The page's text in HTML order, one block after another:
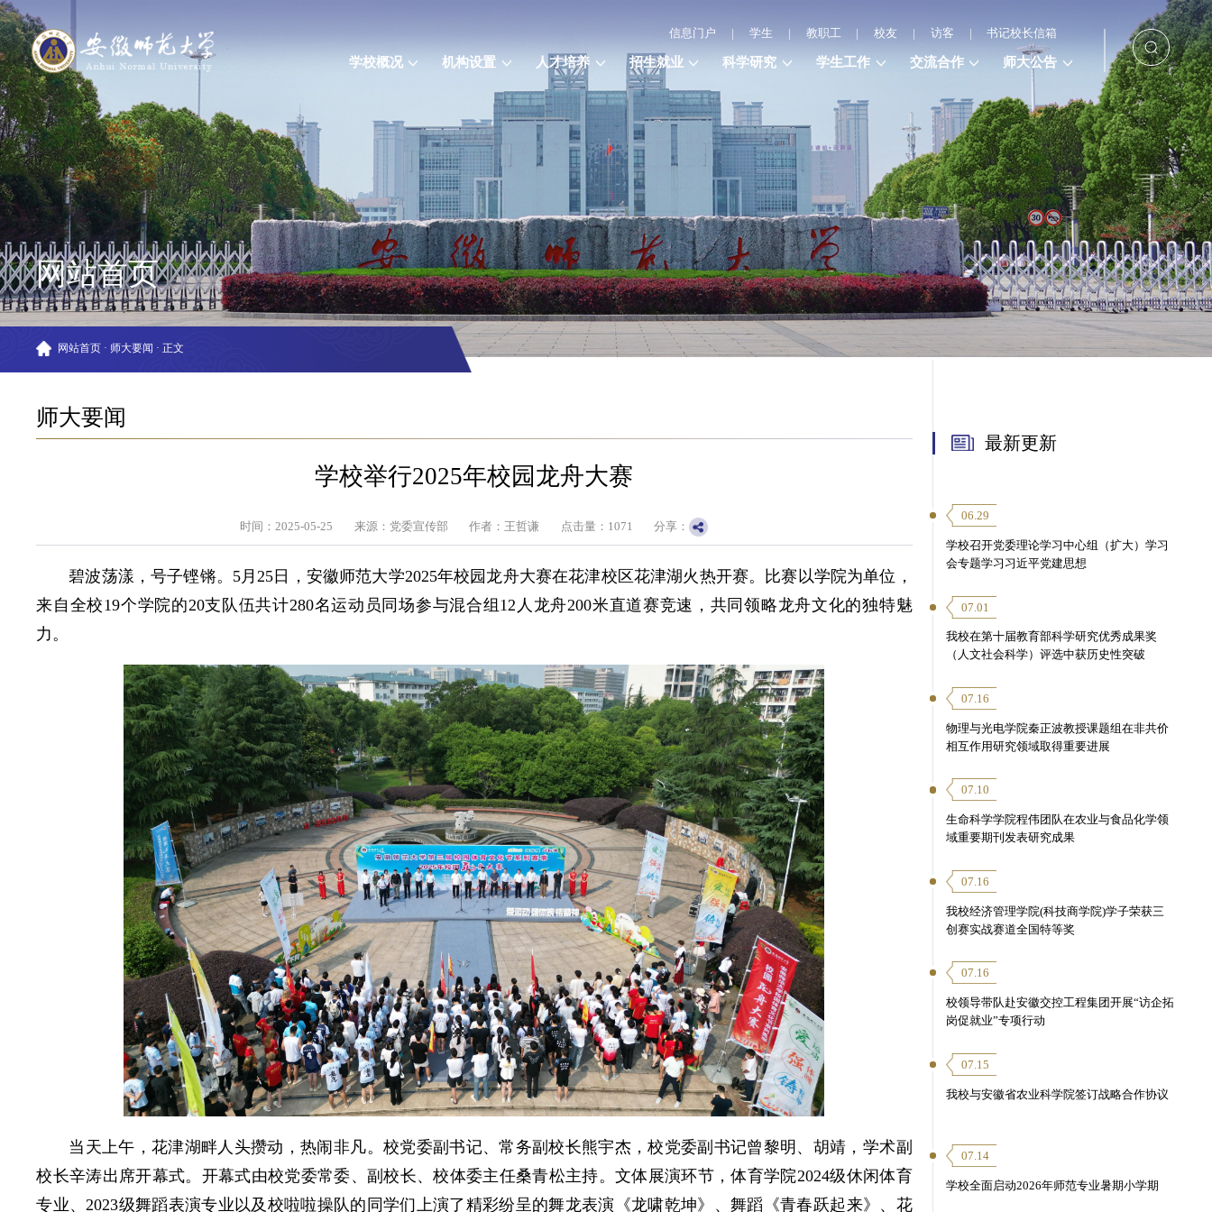
信息门户 | 学生 | 教职工 | 校友 | 访客 | 书记校长信箱
学校概况 机构设置 人才培养 招生就业 科学研究 学生工作 交流合作 师大公告
网站首页
网站首页 · 师大要闻 · 正文
师大要闻
学校举行2025年校园龙舟大赛
时间：2025-05-25 来源：党委宣传部 作者：王哲谦 点击量： 1071 分享：
碧波荡漾，号子铿锵。5月25日，安徽师范大学2025年校园龙舟大赛在花津校区花津湖火热开赛。比赛以学院为单位，
来自全校19个学院的20支队伍共计280名运动员同场参与混合组12人龙舟200米直道赛竞速，共同领略龙舟文化的独特魅
力。
当天上午，花津湖畔人头攒动，热闹非凡。校党委副书记、常务副校长熊宇杰，校党委副书记曾黎明、胡靖，学术副
校长辛涛出席开幕式。开幕式由校党委常委、副校长、校体委主任桑青松主持。文体展演环节，体育学院2024级休闲体育
专业、2023级舞蹈表演专业以及校啦啦操队的同学们上演了精彩纷呈的舞龙表演《龙啸乾坤》、舞蹈《青春跃起来》、花
最新更新
06.29
学校召开党委理论学习中心组（扩大）学习
会专题学习习近平党建思想
07.01
我校在第十届教育部科学研究优秀成果奖
（人文社会科学）评选中获历史性突破
07.16
物理与光电学院秦正波教授课题组在非共价
相互作用研究领域取得重要进展
07.10
生命科学学院程伟团队在农业与食品化学领
域重要期刊发表研究成果
07.16
我校经济管理学院(科技商学院)学子荣获三
创赛实战赛道全国特等奖
07.16
校领导带队赴安徽交控工程集团开展“访企拓
岗促就业”专项行动
07.15
我校与安徽省农业科学院签订战略合作协议
07.14
学校全面启动2026年师范专业暑期小学期